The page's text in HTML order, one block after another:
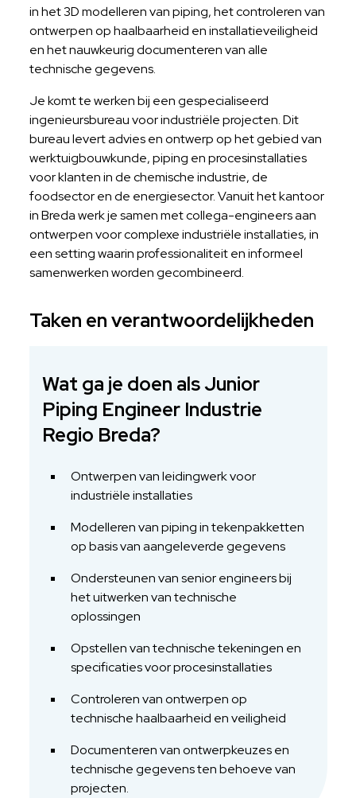
in het 3D modelleren van piping, het controleren van
ontwerpen op haalbaarheid en installatieveiligheid
en het nauwkeurig documenteren van alle
technische gegevens.
Je komt te werken bij een gespecialiseerd
ingenieursbureau voor industriële projecten. Dit
bureau levert advies en ontwerp op het gebied van
werktuigbouwkunde, piping en procesinstallaties
voor klanten in de chemische industrie, de
foodsector en de energiesector. Vanuit het kantoor
in Breda werk je samen met collega-engineers aan
ontwerpen voor complexe industriële installaties, in
een setting waarin professionaliteit en informeel
samenwerken worden gecombineerd.
Taken en verantwoordelijkheden
Wat ga je doen als Junior
Piping Engineer Industrie
Regio Breda?
Ontwerpen van leidingwerk voor
industriële installaties
Modelleren van piping in tekenpakketten
op basis van aangeleverde gegevens
Ondersteunen van senior engineers bij
het uitwerken van technische
oplossingen
Opstellen van technische tekeningen en
specificaties voor procesinstallaties
Controleren van ontwerpen op
technische haalbaarheid en veiligheid
Documenteren van ontwerpkeuzes en
technische gegevens ten behoeve van
projecten.